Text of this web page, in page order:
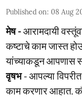
Published on: 08 Aug
मेष -आरामदायी
कष्टाचे काम जास्त
यांच्याकडून आपणास
वृषभ- आपल्या
काम करणार आहात.